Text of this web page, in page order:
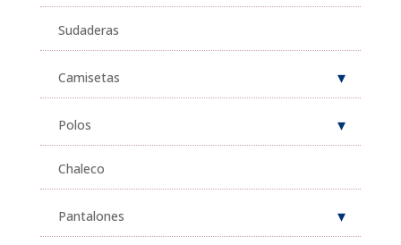
Sudaderas
Camisetas
Polos
Chaleco
Pantalones